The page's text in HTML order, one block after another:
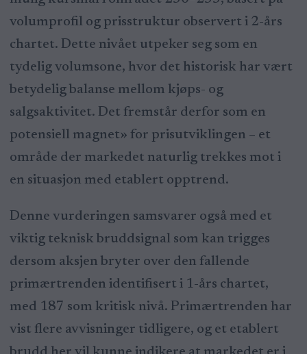
volumprofil og prisstruktur observert i 2-års
chartet. Dette nivået utpeker seg som en
tydelig volumsone, hvor det historisk har vært
betydelig balanse mellom kjøps- og
salgsaktivitet. Det fremstår derfor som en
potensiell magnet» for prisutviklingen – et
område der markedet naturlig trekkes mot i
en situasjon med etablert opptrend.
Denne vurderingen samsvarer også med et
viktig teknisk bruddsignal som kan trigges
dersom aksjen bryter over den fallende
primærtrenden identifisert i 1-års chartet,
med 187 som kritisk nivå. Primærtrenden har
vist flere avvisninger tidligere, og et etablert